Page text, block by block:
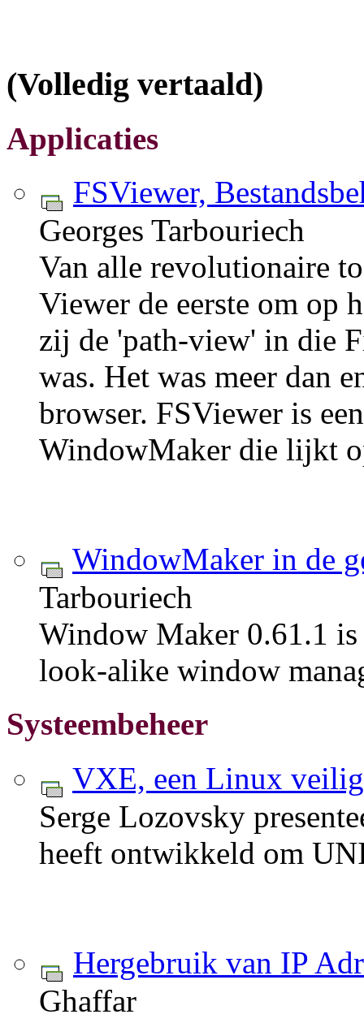
(Volledig vertaald)
Applicaties
FSViewer,
Georges Tarbouriech
Van alle revolutionaire
Viewer de eerste om op
zij de 'path-view' in die
was. Het was meer dan
browser. FSViewer is
WindowMaker die lijkt
WindowMaker in de
Tarbouriech
Window Maker 0.61.1 is
look-alike window
Systeembeheer
VXE, een Linux
Serge Lozovsky
heeft ontwikkeld om
Hergebruik van IP
Ghaffar